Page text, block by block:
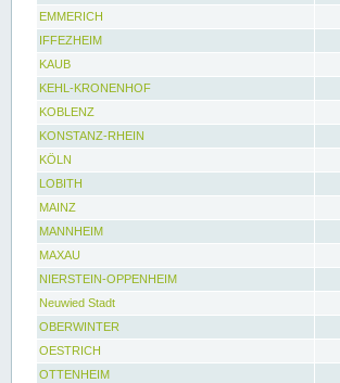
EMMERICH
IFFEZHEIM
KAUB
KEHL-KRONENHOF
KOBLENZ
KONSTANZ-RHEIN
KÖLN
LOBITH
MAINZ
MANNHEIM
MAXAU
NIERSTEIN-OPPENHEIM
Neuwied Stadt
OBERWINTER
OESTRICH
OTTENHEIM